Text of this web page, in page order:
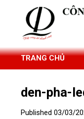
TRANG CHỦ
den-pha-
Published 03/03/